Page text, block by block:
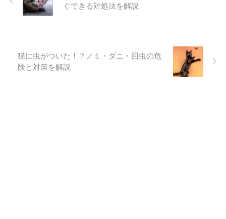
ぐできる対処法を解説
猫に虫がついた！？ノミ・ダニ・回虫の危
険と対策を解説